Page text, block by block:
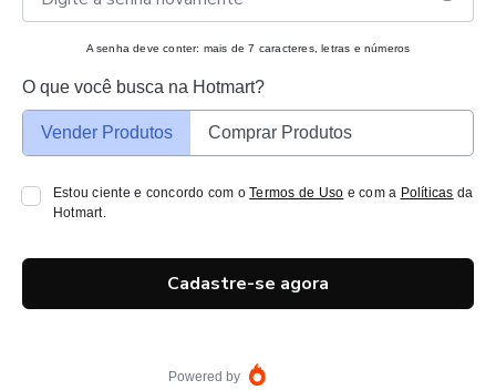
A senha deve conter: mais de 7 caracteres, letras e números
O que você busca na Hotmart?
Vender Produtos Comprar Produtos
Estou ciente e concordo com oTermos de Uso e com a Políticas da
Hotmart.
Cadastre-se agora
Powered by